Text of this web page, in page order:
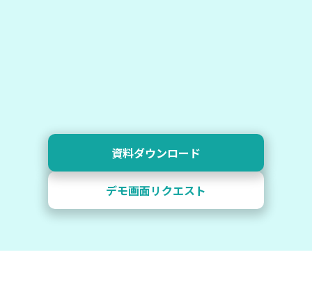
デモ画面リクエスト
資料ダウンロード